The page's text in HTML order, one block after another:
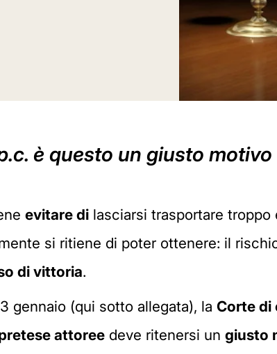
è questo un giusto
evitare di lasciarsi trasportare troppo
si ritiene di poter ottenere: il
di vittoria.
gennaio (qui sotto allegata), la Corte di
attoree deve ritenersi un giusto